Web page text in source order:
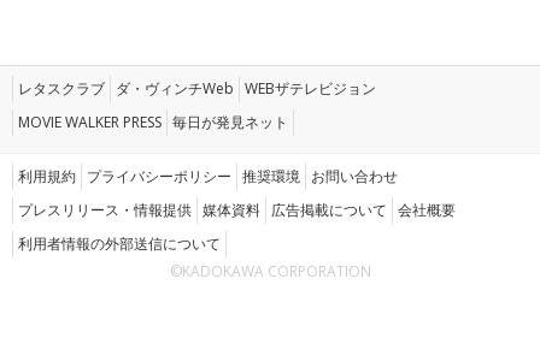
レタスクラブ ダ・ヴィンチWeb WEBザテレビジョン
MOVIE WALKER PRESS 毎日が発見ネット
利用規約 プライバシーポリシー 推奨環境 お問い合わせ
プレスリリース・情報提供 媒体資料 広告掲載について 会社概要
利用者情報の外部送信について
©KADOKAWA CORPORATION